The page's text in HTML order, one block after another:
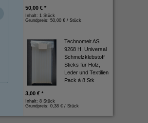
Pufferprofil
Fingerschutzprofil
14,20 € / m Grundpreis:
50,00 € *
Inhalt: 1 Stück
Grundpreis: 50,00 € / Stück
Technomelt AS
9268 H, Universal
Schmelzklebstoff
Sticks für Holz,
Leder und Textilien
Pack á 8 Stk
3,00 € *
Inhalt: 8 Stück
Grundpreis: 0,38 € / Stück